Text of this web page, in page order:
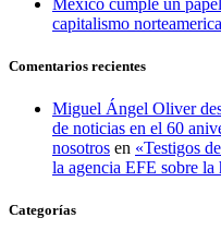
capitalismo
Comentarios recientes
Miguel Ángel Oliver
de noticias en el 60
nosotros en «Testigos
la agencia EFE sobre la
Categorías